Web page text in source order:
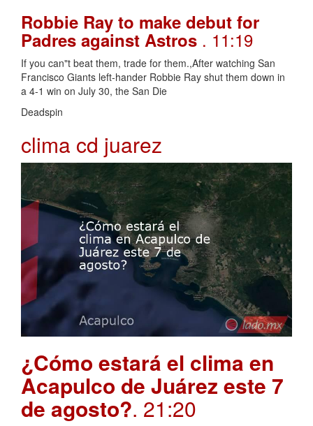
Robbie Ray to make debut for
Padres against Astros . 11:19
If you can"t beat them, trade for them.,After watching San
Francisco Giants left-hander Robbie Ray shut them down in
a 4-1 win on July 30, the San Die
Deadspin
clima cd juarez
¿Cómo estará el clima en
Acapulco de Juárez este 7
de agosto?. 21:20